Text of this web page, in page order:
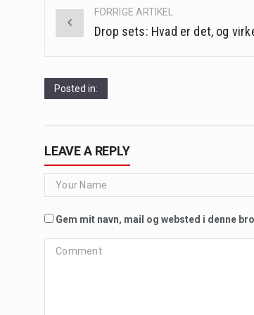
Post
navigation
FORRIGE ARTIKEL
Drop sets: Hvad er det, og
Posted in:
LEAVE A REPLY
Gem mit navn, mail og websted i denne